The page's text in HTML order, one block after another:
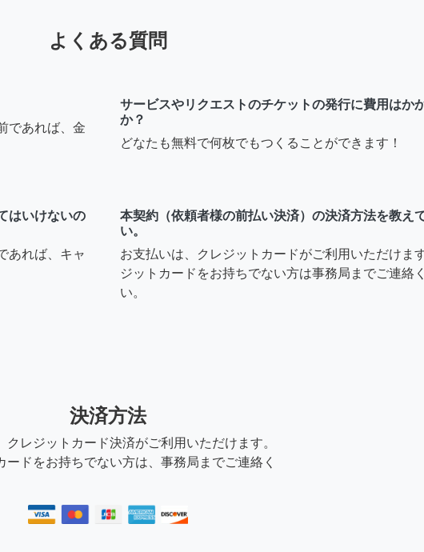
よくある質問
であれば、金
サービスやリクエストのチケットの発行に費用はか
か？
どなたも無料で何枚でもつくることができます！
はいけないの
あれば、キャ
本契約（依頼者様の前払い決済）の決済方法を教え
い。
お支払いは、クレジットカードがご利用いただけま
ジットカードをお持ちでない方は事務局までご連絡
い。
決済方法
クレジットカード決済がご利用いただけます。
ードをお持ちでない方は、事務局までご連絡く